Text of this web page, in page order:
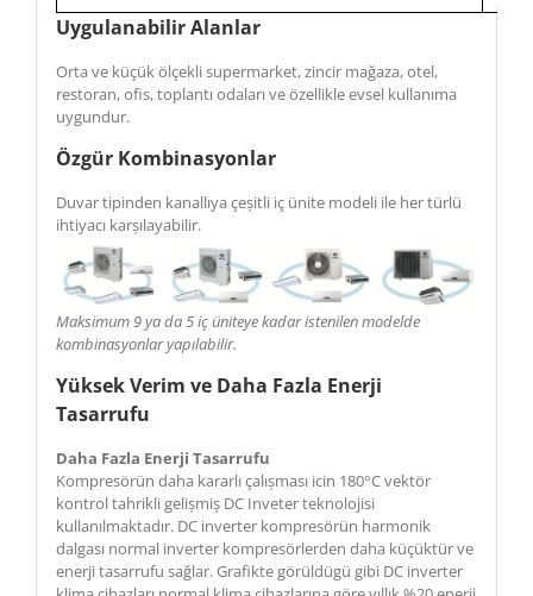
Uygulanabilir Alanlar
Orta ve küçük ölçekli supermarket, zincir mağaza, otel,
restoran, ofis, toplantı odaları ve özellikle evsel kullanıma
uygundur.
Özgür Kombinasyonlar
Duvar tipinden kanallıya çeșitli iç ünite modeli ile her türlü
ihtiyacı karșılayabilir.
Maksimum 9 ya da 5 iç üniteye kadar istenilen modelde
kombinasyonlar yapılabilir.
Yüksek Verim ve Daha Fazla Enerji
Tasarrufu
Daha Fazla Enerji Tasarrufu
Kompresörün daha kararlı çalıșması icin 180°C vektör
kontrol tahrikli gelișmiș DC Inveter teknolojisi
kullanılmaktadır. DC inverter kompresörün harmonik
dalgası normal inverter kompresörlerden daha küçüktür ve
enerji tasarrufu sağlar. Grafikte görüldügü gibi DC inverter